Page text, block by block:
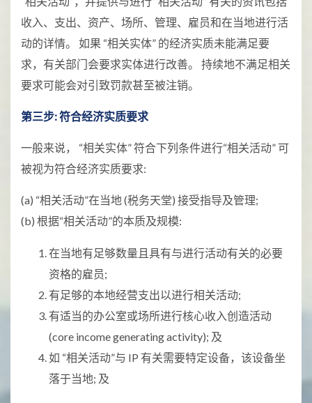
收入、支出、资产、场所、管理、雇员和在当地进行活
动的详情。 如果 “相关实体” 的经济实质未能满足要
求，有关部门会要求实体进行改善。 持续地不满足相关
要求可能会对引致罚款甚至被注销。
第三步: 符合经济实质要求
一般来说， “相关实体” 符合下列条件进行“相关活动” 可
被视为符合经济实质要求:
(a) “相关活动”在当地 (税务天堂) 接受指导及管理;
(b) 根据“相关活动”的本质及规模:
在当地有足够数量且具有与进行活动有关的必要
资格的雇员;
有足够的本地经营支出以进行相关活动;
有适当的办公室或场所进行核心收入创造活动
(core income generating activity); 及
如 “相关活动”与 IP 有关需要特定设备，该设备坐
落于当地; 及